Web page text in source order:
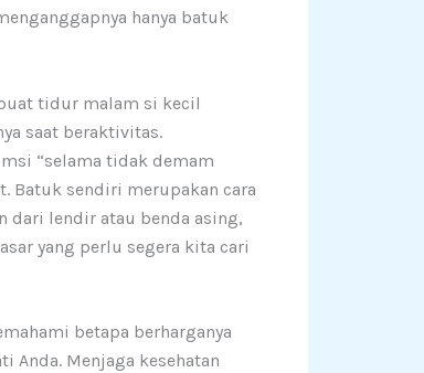
hanya batuk
tidur malam si kecil
saat beraktivitas.
“selama tidak demam
Batuk sendiri merupakan cara
dari lendir atau benda asing,
yang perlu segera kita cari
betapa berharganya
Anda. Menjaga kesehatan